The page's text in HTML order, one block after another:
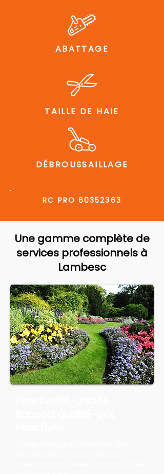
ABATTAGE
TAILLE DE HAIE
DÉBROUSSAILLAGE
RC PRO 60352363
Une gamme complète de
services professionnels à
Lambesc